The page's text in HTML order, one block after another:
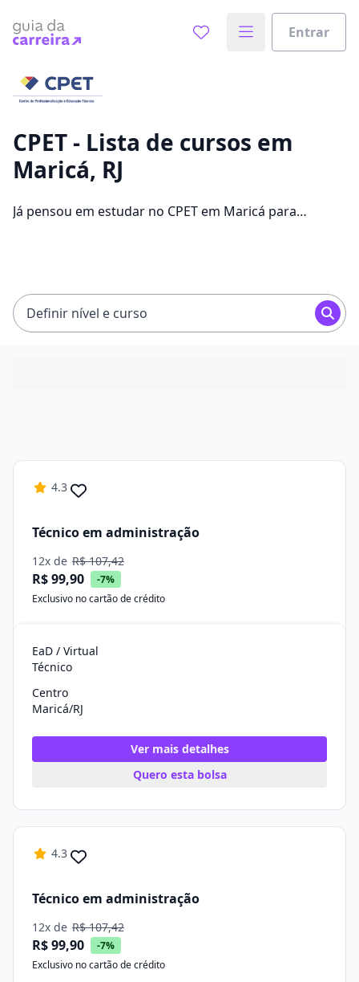
Entrar
Vamos te guiar no caminho ideal para seus estudos
CPET - Lista de cursos em
Maricá, RJ
Já pensou em estudar no CPET em Maricá para
Definir nível e curso
4.3
Técnico em administração
12x de R$ 107,42
R$ 99,90
-7%
Exclusivo no cartão de crédito
EaD / Virtual
Técnico
Centro
Maricá/RJ
Ver mais detalhes
Quero esta bolsa
4.3
Técnico em administração
12x de R$ 107,42
R$ 99,90
-7%
Exclusivo no cartão de crédito